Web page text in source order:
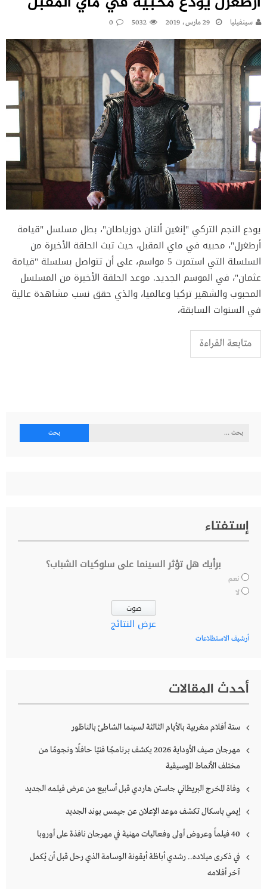
سينفيليا 29 مارس، 2019 5032
0
يودع النجم التركي "إنغين ألتان دوزياطان"، بطل مسلسل "قيامة
أرطغرل"، محبيه في ماي المقبل، حيث تبث الحلقة الأخيرة من
السلسلة التي استمرت 5 مواسم، على أن تتواصل بسلسلة "قيامة
عثمان"، في الموسم الجديد. موعد الحلقة الأخيرة من المسلسل
المحبوب والشهير تركيا وعالميا، والذي حقق نسب مشاهدة عالية
في السنوات السابقة،
متابعة القراءة
البحث
إستفتاء
برأيك هل تؤثر السينما على سلوكيات الشباب؟
نعم
لا
عرض النتائج
أرشيف الاستطلاعات
أحدث المقالات
ستة أفلام مغربية بالأيام الثالثة لسينما الشاطئ بالناظور
مهرجان صيف الأوداية 2026 يكشف برنامجًا فنيًا حافلًا ونجومًا من
مختلف الأنماط الموسيقية
وفاة المخرج البريطاني جاستن هاردي قبل أسابيع من عرض فيلمه الجديد
إيمي باسكال تكشف موعد الإعلان عن جيمس بوند الجديد
40 فيلماً وعروض أولى وفعاليات مهنية في مهرجان نافذة على أوروبا
في ذكرى ميلاده.. رشدي أباظة أيقونة الوسامة الذي رحل قبل أن يُكمل
آخر أفلامه